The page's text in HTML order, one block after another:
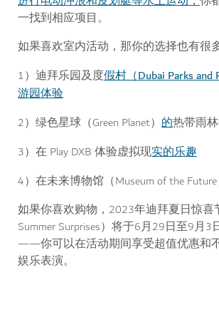
一找到相应项目。
如果喜欢室内活动，那你的选择也有很
1）迪拜乐园及度假村（Dubai Parks
游园体验
2）绿色星球（Green Planet） 的热带雨
3）在 Play DXB 体验虚拟现实的乐趣
4）在未来博物馆（Museum of the
如果你喜欢购物，2023年迪拜夏日惊喜
Summer Surprises）将于6月29日至9月
——你可以在活动期间享受超值优惠和
娱乐表演。